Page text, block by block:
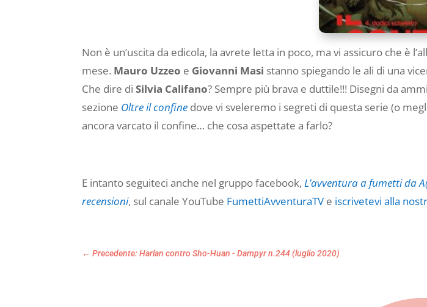
Non è un’uscita da edicola, la avrete letta in poco, ma vi assicuro che è
mese. Mauro Uzzeo e Giovanni Masi stanno spiegando le ali di una
Che dire diSilvia Califano? Sempre più brava e duttile!!! Disegni da
sezione Oltre il confine dove vi sveleremo i segreti di questa serie (o
ancora varcato il confine… che cosa aspettate a farlo?
E intanto seguiteci anche nel gruppo facebook,L’avventura a fumetti da
recensioni, sul canale YouTube FumettiAvventuraTV e iscrivetevi alla
←Precedente: Harlan contro Sho-Huan - Dampyr n.244 (luglio 2020)